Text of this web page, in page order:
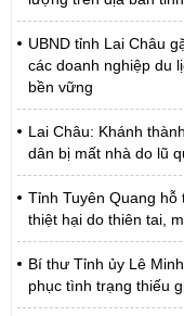
UBND tỉnh Lai Châu
các doanh nghiệp du
bền vững
Lai Châu: Khánh
dân bị mất nhà do lũ
Tỉnh Tuyên Quang
thiệt hại do thiên tai,
Bí thư Tỉnh ủy Lê
phục tình trạng thiếu